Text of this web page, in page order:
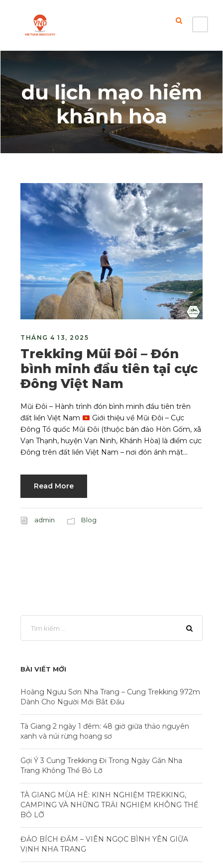
du lịch mạo hiểm
khánh hòa
THÁNG 4 13, 2025
Trekking Mũi Đôi – Đón
bình minh đầu tiên tại cực
Đông Việt Nam
Mũi Đôi – Hành trình đón bình minh đầu tiên trên
đất liền Việt Nam
Giới thiệu về Mũi Đôi – Cực
Đông Tổ quốc Mũi Đôi (thuộc bán đảo Hòn Gốm, xã
Vạn Thạnh, huyện Vạn Ninh, Khánh Hòa) là điểm cực
Đông trên đất liền Việt Nam – nơi đón ánh mặt...
Read More
admin Blog
BÀI VIẾT MỚI
Hoàng Ngưu Sơn Nha Trang – Cung Trekking 972m
Dành Cho Người Mới Bắt Đầu
Tà Giang 2 ngày 1 đêm: 48 giờ giữa thảo nguyên
xanh và núi rừng hoang sơ
Gợi Ý 3 Cung Trekking Đi Trong Ngày Gần Nha
Trang Không Thể Bỏ Lỡ
TÀ GIANG MÙA HÈ: KINH NGHIỆM TREKKING,
CAMPING VÀ NHỮNG TRẢI NGHIỆM KHÔNG THỂ
BỎ LỠ
ĐẢO BÍCH ĐẦM – VIÊN NGỌC BÌNH YÊN GIỮA
VỊNH NHA TRANG